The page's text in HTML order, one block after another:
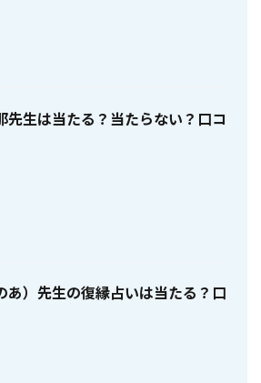
先生は当たる？当たらない？口コ
あ）先生の復縁占いは当たる？口